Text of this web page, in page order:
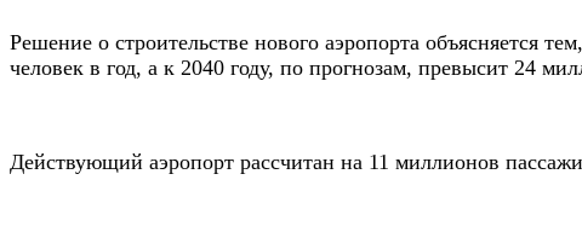
Решение о строительстве нового аэропорта объясняется
человек в год, а к 2040 году, по прогнозам, превысит 24
Действующий аэропорт рассчитан на 11 миллионов